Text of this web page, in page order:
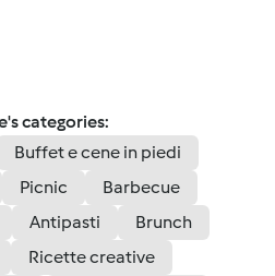
categories:
Buffet e cene in piedi
Picnic
Barbecue
Antipasti
Brunch
Ricette creative